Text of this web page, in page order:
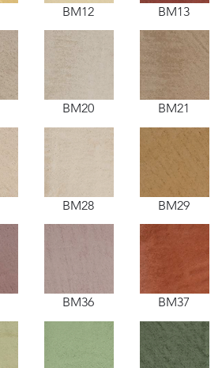
BM12
BM20
BM28
BM36
BM13
BM21
BM29
BM37